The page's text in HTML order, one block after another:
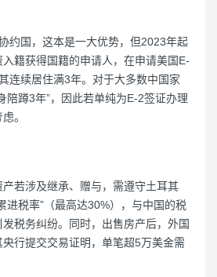
约国，这本是一大优势，但2023年起
籍获得国籍的申请人，在申请美国E-
连续居住满3年。对于大多数中国家
陪蹲3年”，因此若单纯为E-2签证办理
。
若涉及继承、赠与，需遵守土耳其
进税率”（最高达30%），与中国的税
税务纠纷。同时，出售房产后，外国
行提交交易证明，单笔超5万美金需